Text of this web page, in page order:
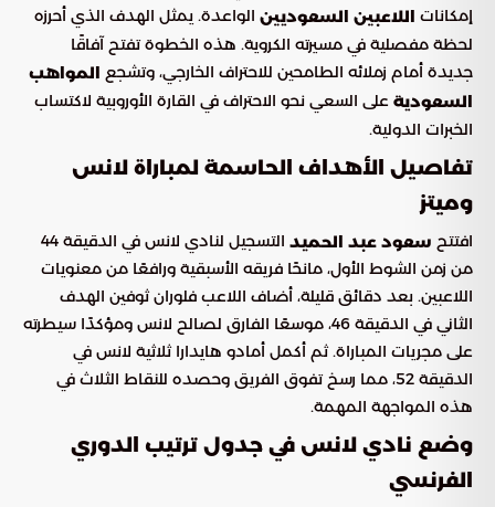
إمكانات اللاعبين السعوديين الواعدة. يمثل الهدف الذي أحرزه
لحظة مفصلية في مسيرته الكروية. هذه الخطوة تفتح آفاقًا
جديدة أمام زملائه الطامحين للاحتراف الخارجي، وتشجع المواهب
السعودية على السعي نحو الاحتراف في القارة الأوروبية لاكتساب
الخبرات الدولية.
تفاصيل الأهداف الحاسمة لمباراة لانس
وميتز
افتتح سعود عبد الحميد
التسجيل لنادي لانس في الدقيقة 44
من زمن الشوط الأول، مانحًا فريقه الأسبقية ورافعًا من معنويات
اللاعبين. بعد دقائق قليلة، أضاف اللاعب فلوران ثوفين الهدف
الثاني في الدقيقة 46، موسعًا الفارق لصالح لانس ومؤكدًا سيطرته
على مجريات المباراة. ثم أكمل أمادو هايدارا ثلاثية لانس في
الدقيقة 52، مما رسخ تفوق الفريق وحصده للنقاط الثلاث في
هذه المواجهة المهمة.
وضع نادي لانس في جدول ترتيب الدوري
الفرنسي